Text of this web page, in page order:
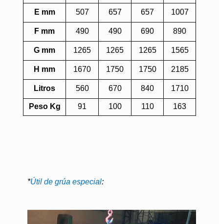
E mm 507 657 657 1007
F mm 490 490 690 890
G mm 1265 1265 1265 1565
H mm 1670 1750 1750 2185
Litros 560 670 840 1710
Peso Kg 91 100 110 163
*Útil de grúa especial: